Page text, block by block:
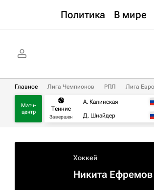
Политика В мире
Главное Лига Чемпионов РПЛ Лига
Матч-
центр
Теннис
Завершен
А. Калинская
Д. Шнайдер
Хоккей
Никита Ефремов